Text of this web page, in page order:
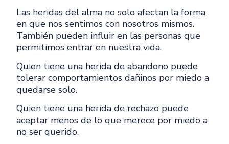
Las heridas del alma no solo afectan la forma
en que nos sentimos con nosotros mismos.
También pueden influir en las personas que
permitimos entrar en nuestra vida.
Quien tiene una herida de abandono puede
tolerar comportamientos dañinos por miedo a
quedarse solo.
Quien tiene una herida de rechazo puede
aceptar menos de lo que merece por miedo a
no ser querido.